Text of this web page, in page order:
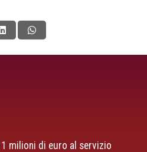
milioni di euro al servizio